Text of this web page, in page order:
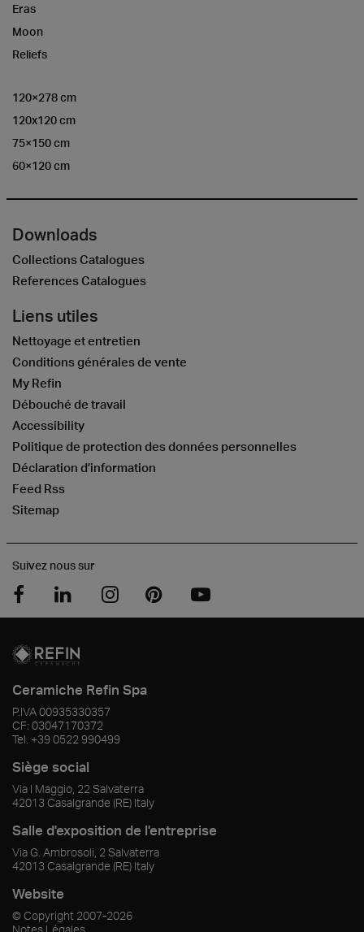
Eras
Moon
Reliefs
120×278 cm
120x120 cm
75×150 cm
60×120 cm
Downloads
Collections Catalogues
References Catalogues
Liens utiles
Nettoyage et entretien
Conditions générales de vente
My Refin
Débouché de travail
Accessibility
Politique de protection des données personnelles
Déclaration d’information
Feed Rss
Sitemap
Suivez nous sur
Ceramiche Refin Spa
P.IVA00935330357
CF: 03047170372
Tel. +39 0522 990499
Siège social
Via I Maggio, 22 Salvaterra
42013 Casalgrande (RE) Italy
Salle d'exposition de l'entreprise
Via G. Ambrosoli, 2 Salvaterra
42013 Casalgrande (RE) Italy
Website
© Copyright 2007-2026
Notes Légales